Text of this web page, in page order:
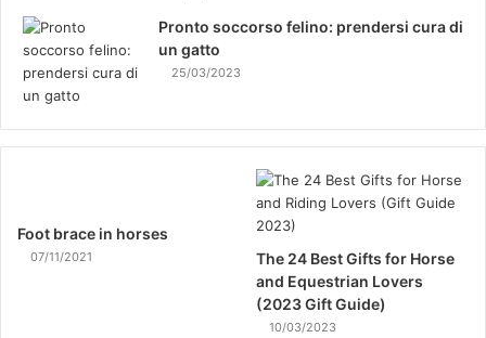
Pronto soccorso felino: prendersi cura di
un gatto
25/03/2023
Foot brace in horses
07/11/2021
The 24 Best Gifts for Horse
and Equestrian Lovers
(2023 Gift Guide)
10/03/2023